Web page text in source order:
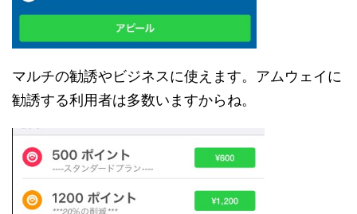
マルチの勧誘やビジネスに使えます。アムウェイに
勧誘する利用者は多数いますからね。